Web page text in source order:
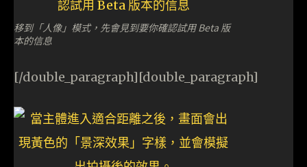
移到「人像」模式，先會見到要你確認試用 Beta 版
本的信息
[/double_paragraph][double_paragraph]